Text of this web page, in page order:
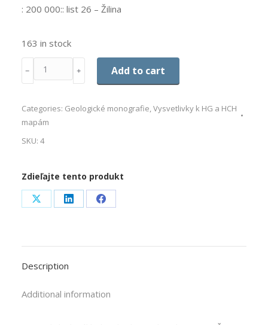
: 200 000:: list 26 – Žilina
163 in stock
Quantity
﹣ ﹢ Add to cart
Categories: Geologické monografie,Vysvetlivky k HG a HCH
mapám
SKU: 4
Zdieľajte tento produkt
Share
X
Share
LinkedIn
Share
Facebook
Description
Additional information